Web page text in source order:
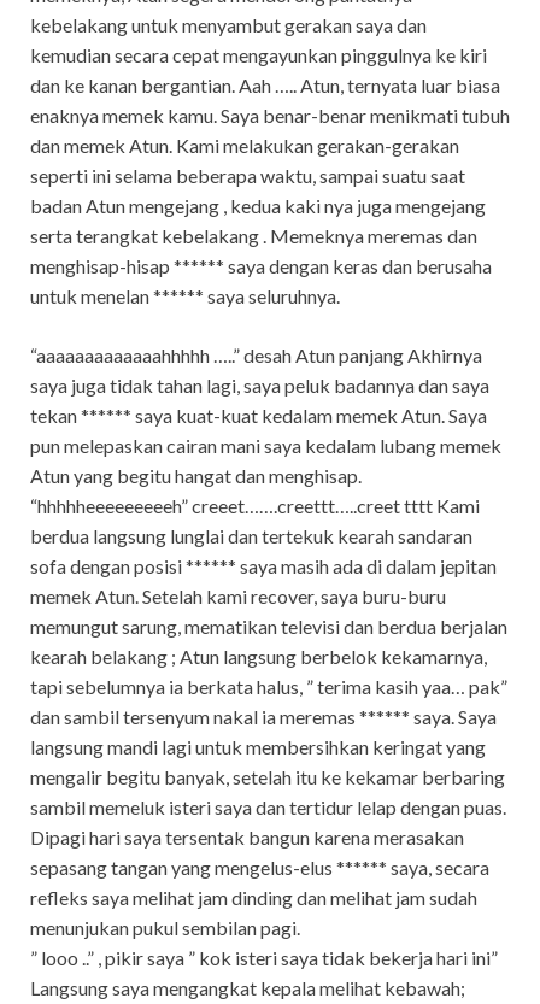
kebelakang untuk menyambut gerakan saya dan
kemudian secara cepat mengayunkan pinggulnya ke kiri
dan ke kanan bergantian. Aah ….. Atun, ternyata luar biasa
enaknya memek kamu. Saya benar-benar menikmati tubuh
dan memek Atun. Kami melakukan gerakan-gerakan
seperti ini selama beberapa waktu, sampai suatu saat
badan Atun mengejang , kedua kaki nya juga mengejang
serta terangkat kebelakang . Memeknya meremas dan
menghisap-hisap ****** saya dengan keras dan berusaha
untuk menelan ****** saya seluruhnya.
“aaaaaaaaaaaaahhhhh …..” desah Atun panjang Akhirnya
saya juga tidak tahan lagi, saya peluk badannya dan saya
tekan ****** saya kuat-kuat kedalam memek Atun. Saya
pun melepaskan cairan mani saya kedalam lubang memek
Atun yang begitu hangat dan menghisap.
“hhhhheeeeeeeeeh” creeet…….creettt…..creet tttt Kami
berdua langsung lunglai dan tertekuk kearah sandaran
sofa dengan posisi ****** saya masih ada di dalam jepitan
memek Atun. Setelah kami recover, saya buru-buru
memungut sarung, mematikan televisi dan berdua berjalan
kearah belakang ; Atun langsung berbelok kekamarnya,
tapi sebelumnya ia berkata halus, ” terima kasih yaa… pak”
dan sambil tersenyum nakal ia meremas ****** saya. Saya
langsung mandi lagi untuk membersihkan keringat yang
mengalir begitu banyak, setelah itu ke kekamar berbaring
sambil memeluk isteri saya dan tertidur lelap dengan puas.
Dipagi hari saya tersentak bangun karena merasakan
sepasang tangan yang mengelus-elus ****** saya, secara
refleks saya melihat jam dinding dan melihat jam sudah
menunjukan pukul sembilan pagi.
” looo ..” , pikir saya ” kok isteri saya tidak bekerja hari ini”
Langsung saya mengangkat kepala melihat kebawah;